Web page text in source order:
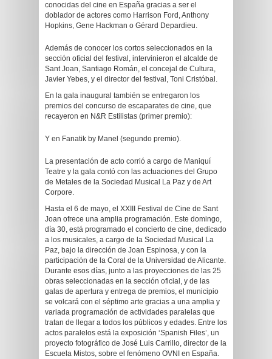
conocidas del cine en España gracias a ser el
doblador de actores como Harrison Ford, Anthony
Hopkins, Gene Hackman o Gérard Depardieu.
Además de conocer los cortos seleccionados en la
sección oficial del festival, intervinieron el alcalde de
Sant Joan, Santiago Román, el concejal de Cultura,
Javier Yebes, y el director del festival, Toni Cristóbal.
En la gala inaugural también se entregaron los
premios del concurso de escaparates de cine, que
recayeron en N&R Estilistas (primer premio):
Y en Fanatik by Manel (segundo premio).
La presentación de acto corrió a cargo de Maniquí
Teatre y la gala contó con las actuaciones del Grupo
de Metales de la Sociedad Musical La Paz y de Art
Corpore.
Hasta el 6 de mayo, el XXIII Festival de Cine de Sant
Joan ofrece una amplia programación. Este domingo,
día 30, está programado el concierto de cine, dedicado
a los musicales, a cargo de la Sociedad Musical La
Paz, bajo la dirección de Joan Espinosa, y con la
participación de la Coral de la Universidad de Alicante.
Durante esos días, junto a las proyecciones de las 25
obras seleccionadas en la sección oficial, y de las
galas de apertura y entrega de premios, el municipio
se volcará con el séptimo arte gracias a una amplia y
variada programación de actividades paralelas que
tratan de llegar a todos los públicos y edades. Entre los
actos paralelos está la exposición ‘Spanish Files’, un
proyecto fotográfico de José Luis Carrillo, director de la
Escuela Mistos, sobre el fenómeno OVNI en España.